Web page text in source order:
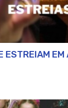
ESTREIAM